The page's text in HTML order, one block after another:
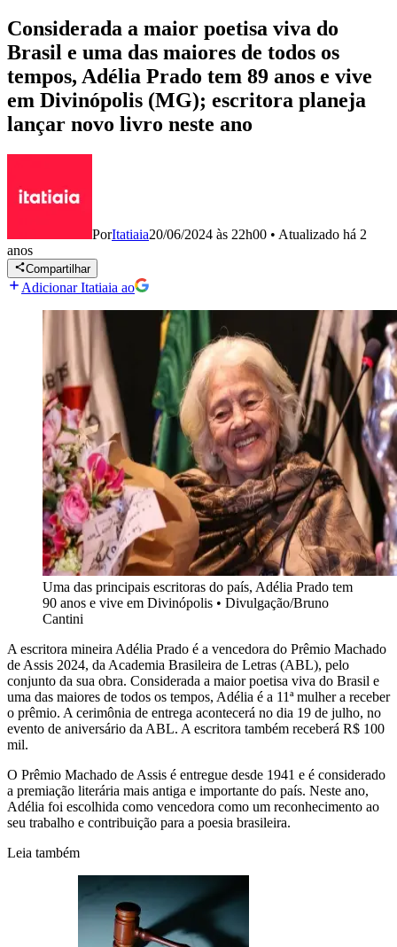
Considerada a maior poetisa viva do
Brasil e uma das maiores de todos os
tempos, Adélia Prado tem 89 anos e vive
em Divinópolis (MG); escritora planeja
lançar novo livro neste ano
PorItatiaia20/06/2024 às 22h00 • Atualizado há 2
anos
Compartilhar
Adicionar Itatiaia ao
Uma das principais escritoras do país, Adélia Prado tem
90 anos e vive em Divinópolis • Divulgação/Bruno
Cantini
A escritora mineira Adélia Prado é a vencedora do Prêmio Machado
de Assis 2024, da Academia Brasileira de Letras (ABL), pelo
conjunto da sua obra. Considerada a maior poetisa viva do Brasil e
uma das maiores de todos os tempos, Adélia é a 11ª mulher a receber
o prêmio. A cerimônia de entrega acontecerá no dia 19 de julho, no
evento de aniversário da ABL. A escritora também receberá R$ 100
mil.
O Prêmio Machado de Assis é entregue desde 1941 e é considerado
a premiação literária mais antiga e importante do país. Neste ano,
Adélia foi escolhida como vencedora como um reconhecimento ao
seu trabalho e contribuição para a poesia brasileira.
Leia também